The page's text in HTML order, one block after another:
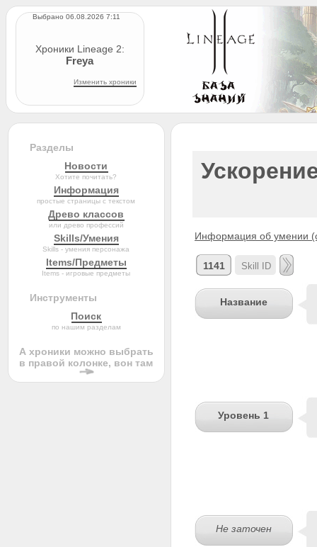
Выбрано 06.08.2026 7:11
Хроники Lineage 2:
Freya
Изменить хроники
Разделы
Новости
Хотите почитать?
Информация
простые страницы с текстом
Древо классов
или древо профессий
Skills/Умения
Skills - умения персонажа
Items/Предметы
Items - игровые предметы
Инструменты
Поиск
по нашим разделам
А хроники можно выбрать
в правой колонке, вон там
Информация об умении
1141
Название
Уровень 1
Не заточен